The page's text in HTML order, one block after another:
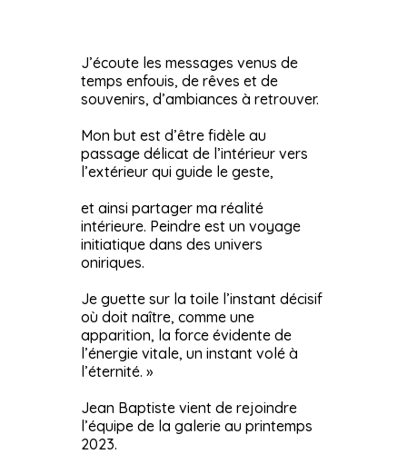
J’écoute les messages venus de
temps enfouis, de rêves et de
souvenirs, d’ambiances à retrouver.
Mon but est d’être fidèle au
passage délicat de l’intérieur vers
l’extérieur qui guide le geste,
et ainsi partager ma réalité
intérieure. Peindre est un voyage
initiatique dans des univers
oniriques.
Je guette sur la toile l’instant décisif
où doit naître, comme une
apparition, la force évidente de
l’énergie vitale, un instant volé à
l’éternité. »
Jean Baptiste vient de rejoindre
l’équipe de la galerie au printemps
2023.